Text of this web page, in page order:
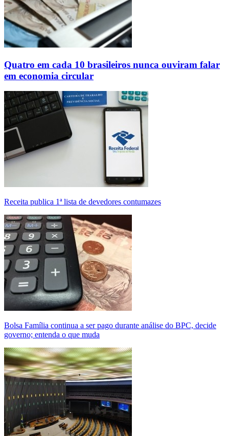
Quatro em cada 10 brasileiros nunca ouviram falar
em economia circular
Receita publica 1ª lista de devedores contumazes
Bolsa Família continua a ser pago durante análise do BPC, decide
governo; entenda o que muda